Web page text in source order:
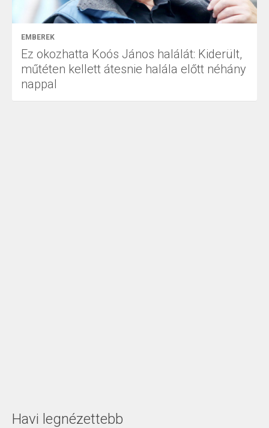
EMBEREK
Ez okozhatta Koós János halálát: Kiderült,
műtéten kellett átesnie halála előtt néhány
nappal
Havi legnézettebb